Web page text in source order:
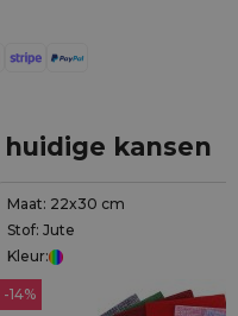
kansen
Maat: 22x30 cm
Stof: Jute
Kleur:
-14%